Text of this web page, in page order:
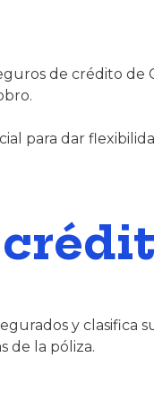
de crédito de
para dar
y clasifica
de la póliza.